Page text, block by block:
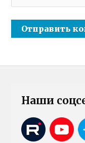
Наши